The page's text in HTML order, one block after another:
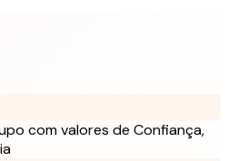
com valores de Confiança,